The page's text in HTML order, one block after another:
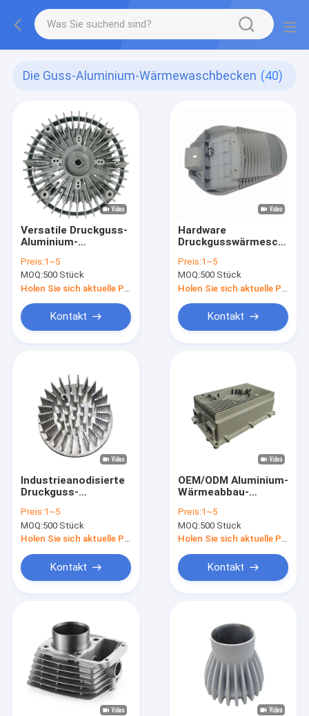
Die Guss-Aluminium-Wärmewaschbecken (40)
Versatile Druckguss-
Aluminium-
Anodisierung
Druckgussverfahren
Preis:1~5
MOQ:500 Stück
Kontakt
Hardware
Elektronische
Preis:1~5
MOQ:500 Stück
Kontakt
Industrieanodisierte
Druckguss-
Wärmesenkung für
elektronische Geräte
Preis:1~5
MOQ:500 Stück
Kontakt
OEM/ODM Aluminium-
Wärmeabbau-
Heatsink
Preis:1~5
MOQ:500 Stück
Kontakt